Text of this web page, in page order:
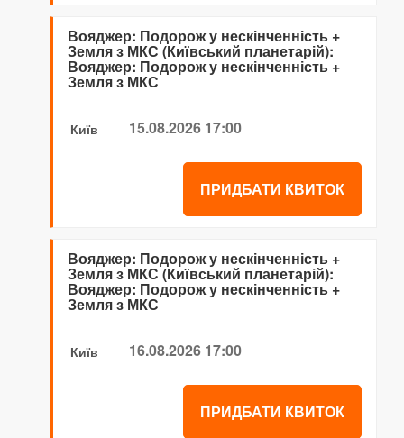
Вояджер: Подорож у нескінченність +
Земля з МКС (Київський планетарій):
Вояджер: Подорож у нескінченність +
Земля з МКС
Київ 15.08.2026 17:00
ПРИДБАТИ КВИТОК
Вояджер: Подорож у нескінченність +
Земля з МКС (Київський планетарій):
Вояджер: Подорож у нескінченність +
Земля з МКС
Київ 16.08.2026 17:00
ПРИДБАТИ КВИТОК